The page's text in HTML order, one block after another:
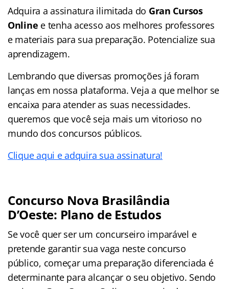
Adquira a assinatura ilimitada do Gran Cursos
Online e tenha acesso aos melhores professores
e materiais para sua preparação. Potencialize sua
aprendizagem.
Lembrando que diversas promoções já foram
lanças em nossa plataforma. Veja a que melhor se
encaixa para atender as suas necessidades.
queremos que você seja mais um vitorioso no
mundo dos concursos públicos.
Clique aqui e adquira sua assinatura!
Concurso Nova Brasilândia
D’Oeste: Plano de Estudos
Se você quer ser um concurseiro imparável e
pretende garantir sua vaga neste concurso
público, começar uma preparação diferenciada é
determinante para alcançar o seu objetivo. Sendo